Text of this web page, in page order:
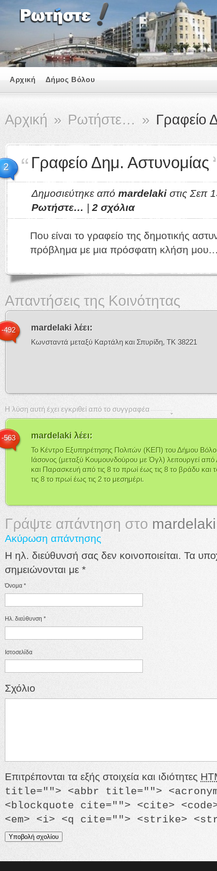
Αρχική Δήμος Βόλου
Αρχική » Ρωτήστε… » Γραφείο
2 Γραφείο Δημ. Αστυνομίας
Δημοσιεύτηκε από mardelaki στις Σεπ
Ρωτήστε… | 2 σχόλια
Που είναι το γραφείο της δημοτικής
πρόβλημα με μια πρόσφατη κλήση
Απαντήσεις της Κοινότητας
mardelaki λέει:
Κωνσταντά μεταξύ Καρτάλη και Σπυρίδη, ΤΚ 38221
-492
Η λύση αυτή έχει εγκριθεί από το συγγραφέα
mardelaki λέει:
Το Κέντρο Εξυπηρέτησης Πολιτών (ΚΕΠ) του Δήμου
Ιάσονος (μεταξύ Κουμουνδούρου με Όγλ) λειτουργεί
και Παρασκευή από τις 8 το πρωί έως τις 8 το βράδυ και
τις 8 το πρωί έως τις 2 το μεσημέρι.
-563
Γράψτε απάντηση στο mardelaki
Ακύρωση απάντησης
Η ηλ. διεύθυνσή σας δεν κοινοποιείται. Τα
σημειώνονται με *
Όνομα *
Ηλ. διεύθυνση *
Ιστοσελίδα
Σχόλιο
Επιτρέπονται τα εξής στοιχεία και ιδιότητες
title=""> <abbr title="">
<blockquote cite=""> <cite>
<em> <i> <q cite=""> <strike>